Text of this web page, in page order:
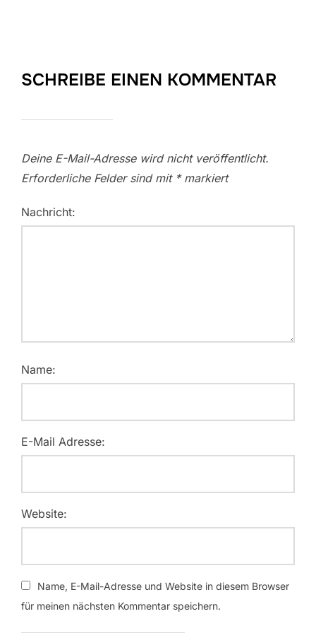
SCHREIBE EINEN KOMMENTAR
Deine E-Mail-Adresse wird nicht veröffentlicht.
Erforderliche Felder sind mit *markiert
Nachricht:
Name:
E-Mail Adresse:
Website:
Name, E-Mail-Adresse und Website in diesem Browser
für meinen nächsten Kommentar speichern.